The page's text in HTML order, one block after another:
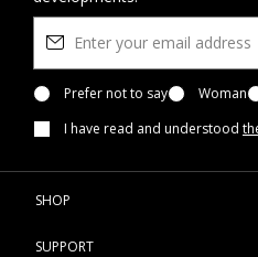
Prefer not to say Woman
I have read and understood
SHOP
SUPPORT